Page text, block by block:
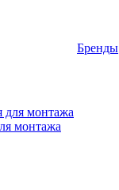
монтажа
Бренды